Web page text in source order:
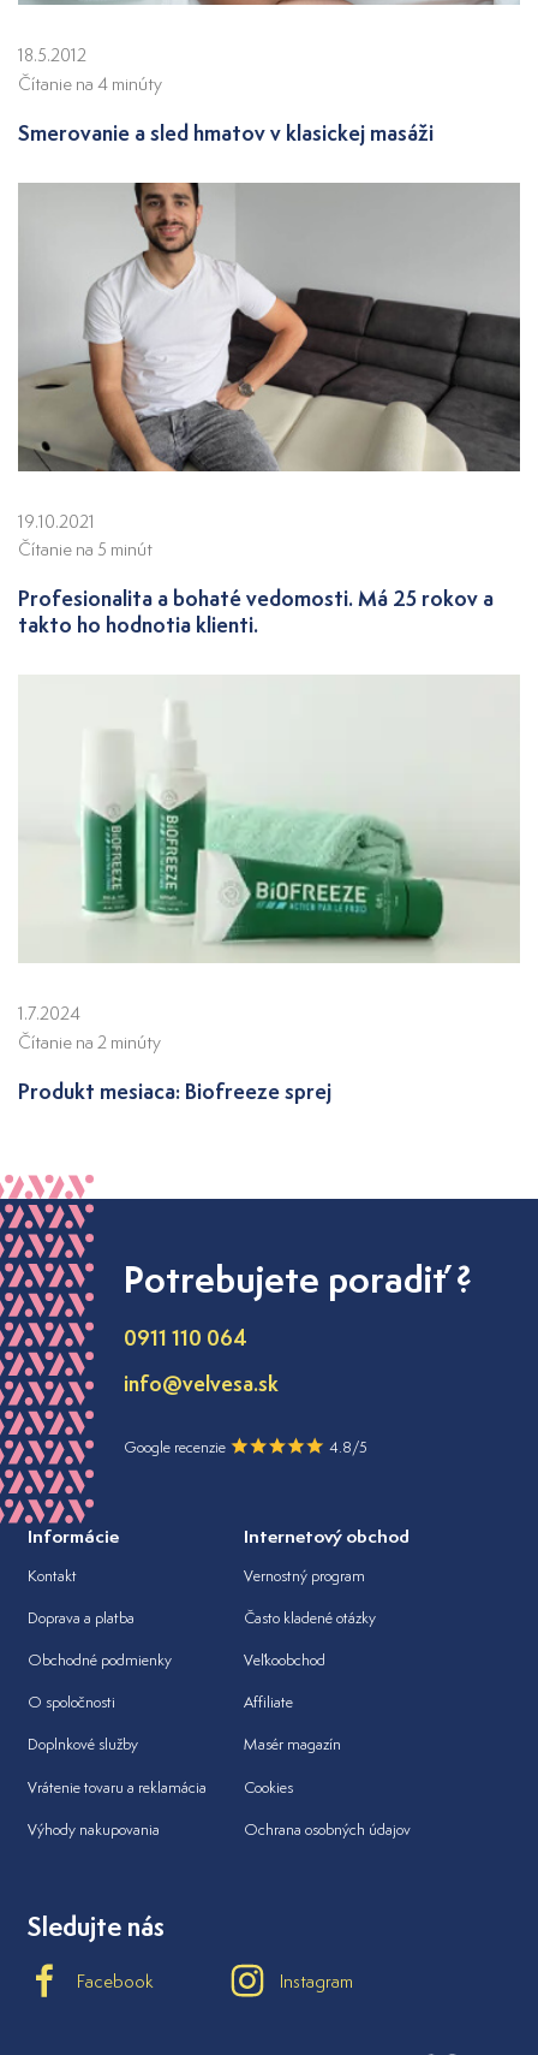
18.5.2012
Čítanie na 4 minúty
Smerovanie a sled hmatov v klasickej masáži
19.10.2021
Čítanie na 5 minút
Profesionalita a bohaté vedomosti. Má 25 rokov a
takto ho hodnotia klienti.
1.7.2024
Čítanie na 2 minúty
Produkt mesiaca: Biofreeze sprej
Potrebujete poradiť ?
0911 110 064
info@velvesa.sk
Google recenzie 4.8/5
Informácie
Kontakt
Doprava a platba
Obchodné podmienky
O spoločnosti
Doplnkové služby
Vrátenie tovaru a reklamácia
Výhody nakupovania
Internetový obchod
Vernostný program
Často kladené otázky
Veľkoobchod
Affiliate
Masér magazín
Cookies
Ochrana osobných údajov
Sledujte nás
Facebook Instagram